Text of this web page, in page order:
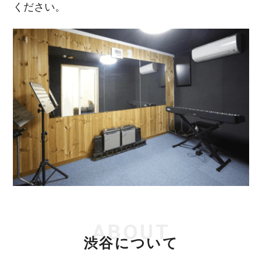
ください。
渋谷について
ABOUT